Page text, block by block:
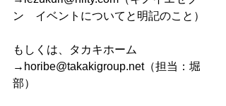
ン　イベントについてと明記のこと）
もしくは、タカキホーム
→horibe@takakigroup.net（担当：堀
部）